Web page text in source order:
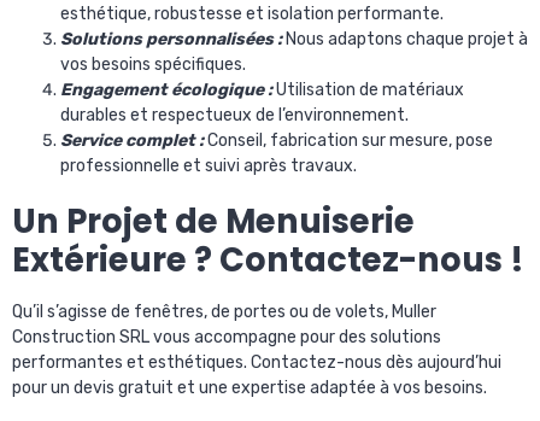
esthétique, robustesse et isolation performante.
Solutions personnalisées : Nous adaptons chaque projet à
vos besoins spécifiques.
Engagement écologique :Utilisation de matériaux
durables et respectueux de l’environnement.
Service complet :Conseil, fabrication sur mesure, pose
professionnelle et suivi après travaux.
Un Projet de Menuiserie
Extérieure ? Contactez-nous !
Qu’il s’agisse de fenêtres, de portes ou de volets, Muller
Construction SRL vous accompagne pour des solutions
performantes et esthétiques. Contactez-nous dès aujourd’hui
pour un devis gratuit et une expertise adaptée à vos besoins.